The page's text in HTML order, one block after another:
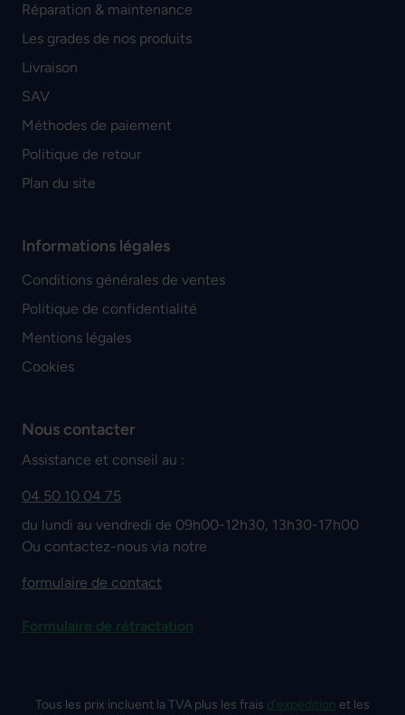
Réparation & maintenance
Les grades de nos produits
Livraison
SAV
Méthodes de paiement
Politique de retour
Plan du site
Informations légales
Conditions générales de ventes
Politique de confidentialité
Mentions légales
Cookies
Nous contacter
Assistance et conseil au :
04 50 10 04 75
du lundi au vendredi de 09h00-12h30, 13h30-17h00
Ou contactez-nous via notre
formulaire de contact
Formulaire de rétractation
Tous les prix incluent la TVA plus les frais d'expédition et les